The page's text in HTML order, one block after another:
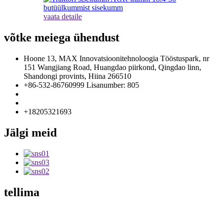
vaata detaile
võtke meiega ühendust
Hoone 13, MAX Innovatsioonitehnoloogia Tööstuspark, nr
151 Wangjiang Road, Huangdao piirkond, Qingdao linn,
Shandongi provints, Hiina 266510
+86-532-86760999 Lisanumber: 805
+18205321693
Jälgi meid
tellima